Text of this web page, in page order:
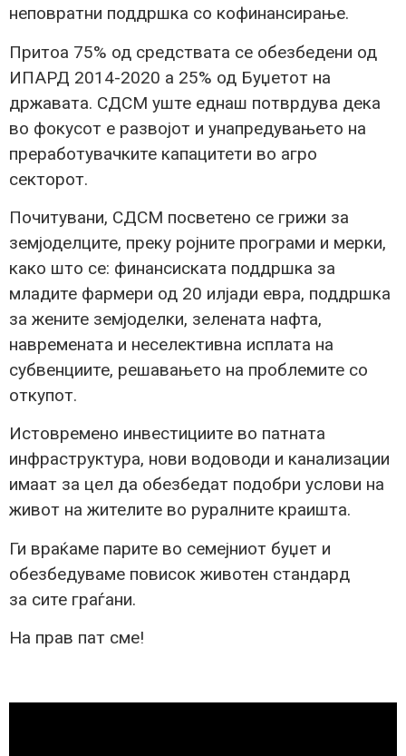
неповратни поддршка со кофинансирање.
Притоа 75% од средствата се обезбедени од
ИПАРД 2014-2020 а 25% од Буџетот на
државата. СДСМ уште еднаш потврдува дека
во фокусот е развојот и унапредувањето на
преработувачките капацитети во агро
секторот.
Почитувани, СДСМ посветено се грижи за
земјоделците, преку ројните програми и мерки,
како што се: финансиската поддршка за
младите фармери од 20 илјади евра, поддршка
за жените земјоделки, зелената нафта,
навремената и неселективна исплата на
субвенциите, решавањето на проблемите со
откупот.
Истовремено инвестициите во патната
инфраструктура, нови водоводи и канализации
имаат за цел да обезбедат подобри услови на
живот на жителите во руралните краишта.
Ги враќаме парите во семејниот буџет и
обезбедуваме повисок животен стандард
за сите граѓани.
На прав пат сме!